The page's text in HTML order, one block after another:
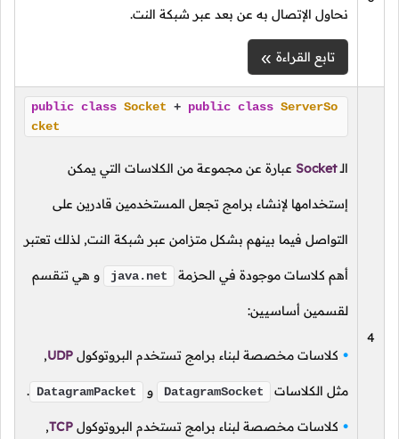
نحاول الإتصال به عن بعد عبر شبكة النت.
تابع القراءة
public class Socket+public class ServerSo
Socketعبارة عن مجموعة من الكلاسات التي يمكن
إستخدامها لإنشاء برامج تجعل المستخدمين قادرين على
التواصل فيما بينهم بشكل متزامن عبر شبكة النت, لذلك تعتبر
أهم كلاسات موجودة في الحزمة java.net و هي تنقسم
لقسمين أساسيين:
كلاسات مخصصة لبناء برامج تستخدم البروتوكولUDP
,
مثل الكلاسات DatagramSocket و DatagramPacket
.
كلاسات مخصصة لبناء برامج تستخدم البروتوكولTCP
,